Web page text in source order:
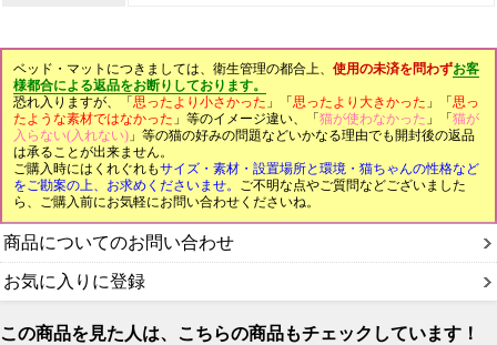
ベッド・マットにつきましては、衛生管理の都合上、 使用の未済を問わずお客
様都合による返品をお断りしております。
恐れ入りますが、「 思ったより小さかった 」「 思ったより大きかった 」「 思っ
たような素材ではなかった 」等のイメージ違い、「 猫が使わなかった 」「 猫が
入らない(入れない) 」等の猫の好みの問題などいかなる理由でも開封後の返品
は承ることが出来ません。
ご購入時にはくれぐれもサイズ・素材・設置場所と環境・猫ちゃんの性格など
をご勘案の上、お求めくださいませ。 ご不明な点やご質問などございました
ら、ご購入前にお気軽にお問い合わせくださいね。
商品についてのお問い合わせ
お気に入りに登録
この商品を見た人は、こちらの商品もチェックしています！